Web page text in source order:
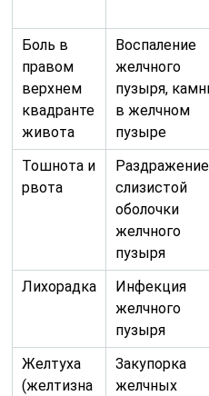
Боль в
правом
верхнем
квадранте
живота
Воспаление
желчного
пузыря,
в желчном
пузыре
Тошнота и
рвота
Раздражение
слизистой
оболочки
желчного
пузыря
Лихорадка
Инфекция
желчного
пузыря
Желтуха
(желтизна
Закупорка
желчных